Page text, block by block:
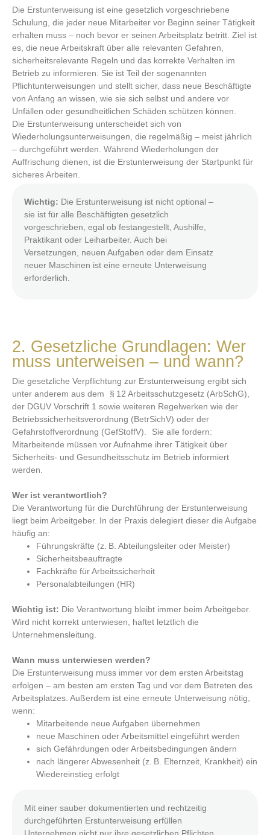
Die Erstunterweisung ist eine gesetzlich vorgeschriebene
Schulung, die jeder neue Mitarbeiter vor Beginn seiner Tätigkeit
erhalten muss – noch bevor er seinen Arbeitsplatz betritt. Ziel ist
es, die neue Arbeitskraft über alle relevanten Gefahren,
sicherheitsrelevante Regeln und das korrekte Verhalten im
Betrieb zu informieren. Sie ist Teil der sogenannten
Pflichtunterweisungen und stellt sicher, dass neue Beschäftigte
von Anfang an wissen, wie sie sich selbst und andere vor
Unfällen oder gesundheitlichen Schäden schützen können.
Die Erstunterweisung unterscheidet sich von
Wiederholungsunterweisungen, die regelmäßig – meist jährlich
– durchgeführt werden. Während Wiederholungen der
Auffrischung dienen, ist die Erstunterweisung der Startpunkt für
sicheres Arbeiten.
Wichtig: Die Erstunterweisung ist nicht optional –
sie ist für alle Beschäftigten gesetzlich
vorgeschrieben, egal ob festangestellt, Aushilfe,
Praktikant oder Leiharbeiter. Auch bei
Versetzungen, neuen Aufgaben oder dem Einsatz
neuer Maschinen ist eine erneute Unterweisung
erforderlich.
2. Gesetzliche Grundlagen: Wer
muss unterweisen – und wann?
Die gesetzliche Verpflichtung zur Erstunterweisung ergibt sich
unter anderem aus dem § 12 Arbeitsschutzgesetz (ArbSchG),
der DGUV Vorschrift 1 sowie weiteren Regelwerken wie der
Betriebssicherheitsverordnung (BetrSichV) oder der
Gefahrstoffverordnung (GefStoffV). Sie alle fordern:
Mitarbeitende müssen vor Aufnahme ihrer Tätigkeit über
Sicherheits- und Gesundheitsschutz im Betrieb informiert
werden.
Wer ist verantwortlich?
Die Verantwortung für die Durchführung der Erstunterweisung
liegt beim Arbeitgeber. In der Praxis delegiert dieser die Aufgabe
häufig an:
Führungskräfte (z. B. Abteilungsleiter oder Meister)
Sicherheitsbeauftragte
Fachkräfte für Arbeitssicherheit
Personalabteilungen (HR)
Wichtig ist: Die Verantwortung bleibt immer beim Arbeitgeber.
Wird nicht korrekt unterwiesen, haftet letztlich die
Unternehmensleitung.
Wann muss unterwiesen werden?
Die Erstunterweisung muss immer vor dem ersten Arbeitstag
erfolgen – am besten am ersten Tag und vor dem Betreten des
Arbeitsplatzes. Außerdem ist eine erneute Unterweisung nötig,
wenn:
Mitarbeitende neue Aufgaben übernehmen
neue Maschinen oder Arbeitsmittel eingeführt werden
sich Gefährdungen oder Arbeitsbedingungen ändern
nach längerer Abwesenheit (z. B. Elternzeit, Krankheit) ein
Wiedereinstieg erfolgt
Mit einer sauber dokumentierten und rechtzeitig
durchgeführten Erstunterweisung erfüllen
Unternehmen nicht nur ihre gesetzlichen Pflichten,